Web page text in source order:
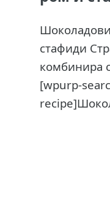
стафиди
комбинира
[wpurp-